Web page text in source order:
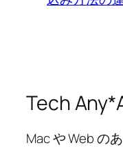
Tech
Mac や Web の